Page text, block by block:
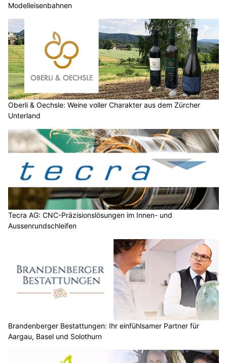
Modelleisenbahnen
Oberli & Oechsle: Weine voller Charakter aus dem Zürcher
Unterland
Tecra AG: CNC-Präzisionslösungen im Innen- und
Aussenrundschleifen
Brandenberger Bestattungen: Ihr einfühlsamer Partner für
Aargau, Basel und Solothurn